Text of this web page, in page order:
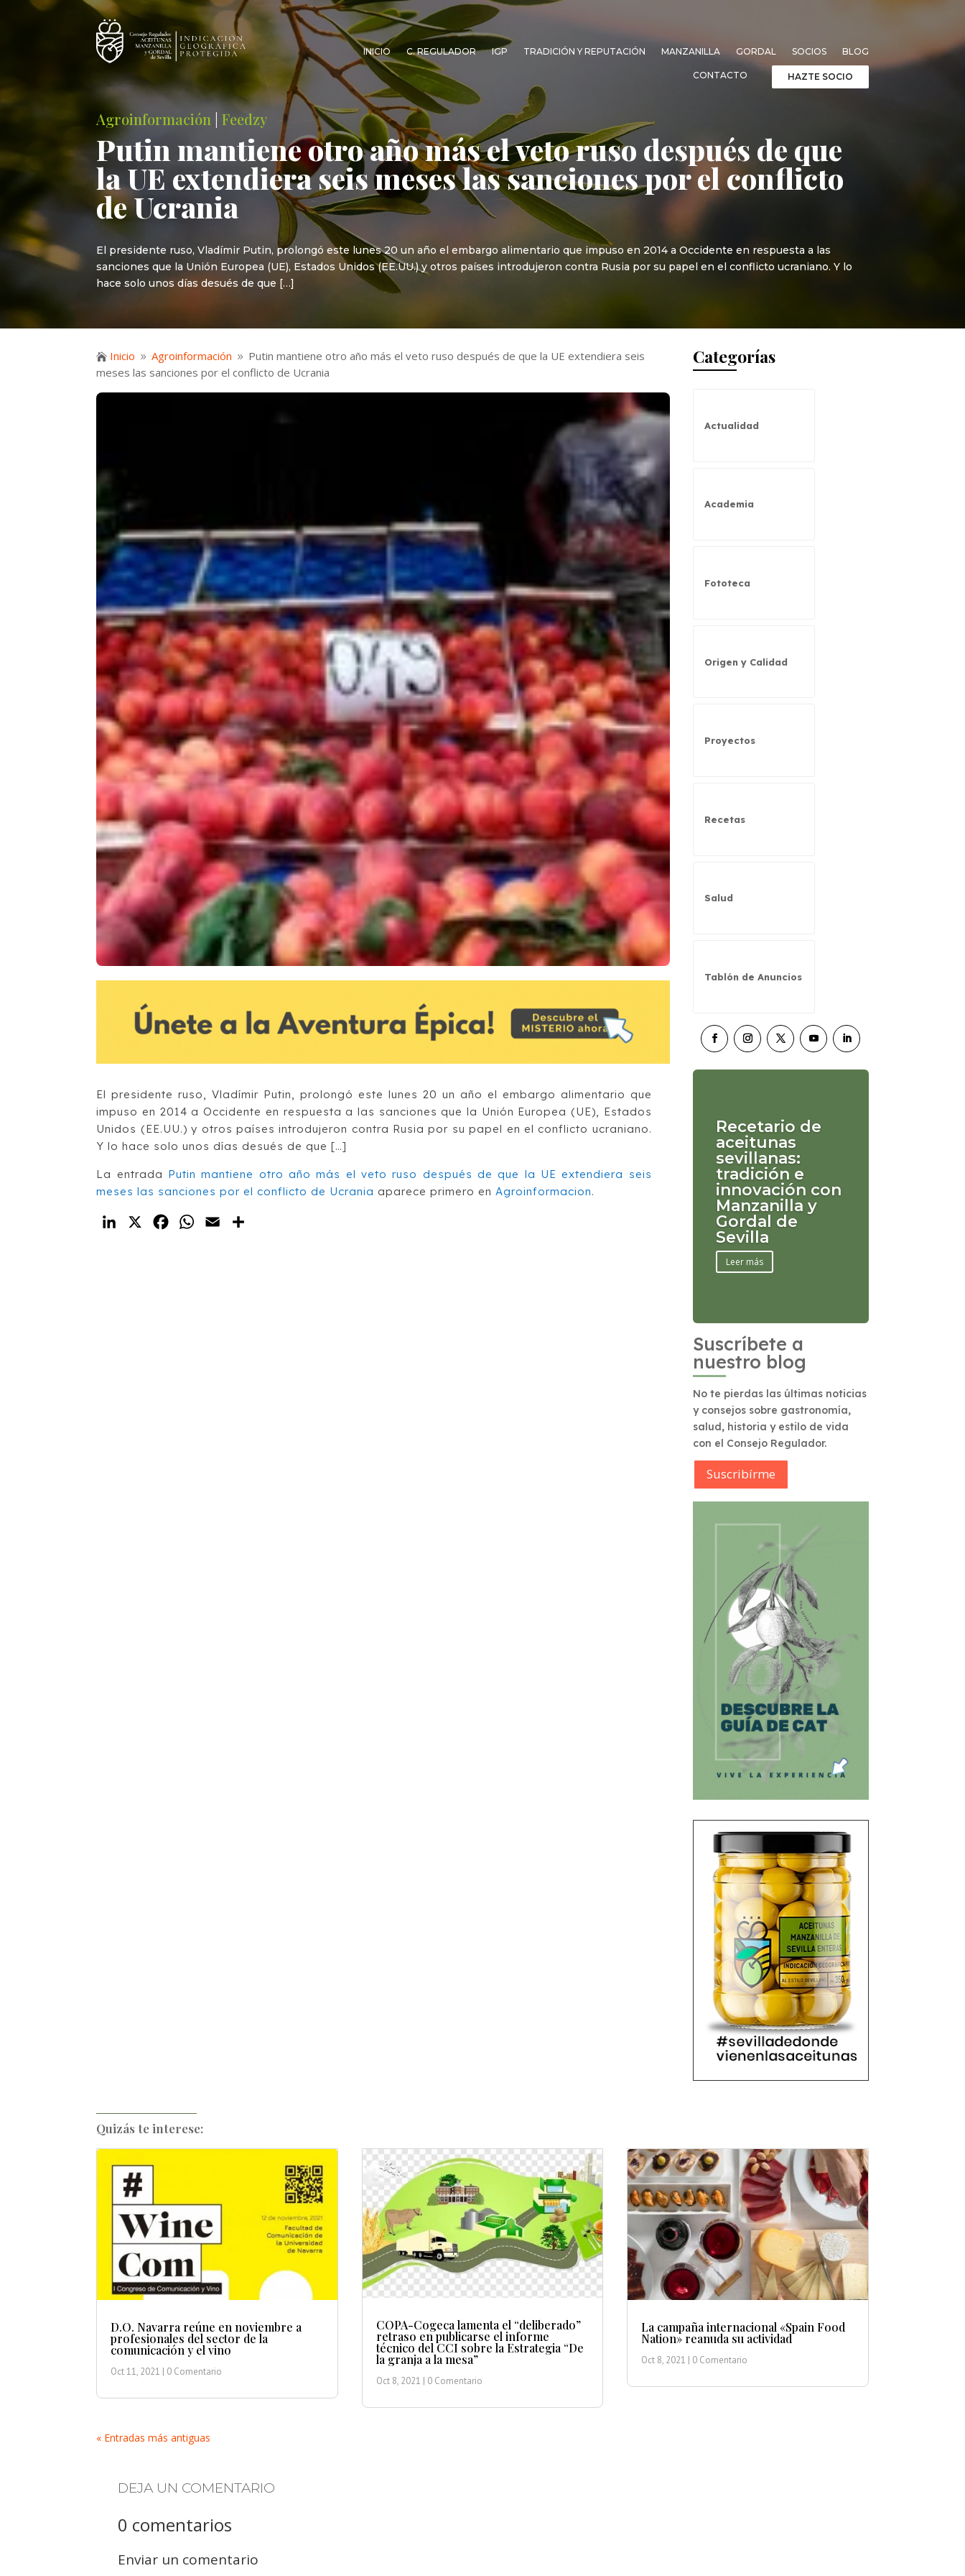
INICIO C. REGULADOR IGP TRADICIÓN Y REPUTACIÓN MANZANILLA GORDAL SOCIOS BLOG
CONTACTO HAZTE SOCIO
Agroinformación |Feedzy
Putin mantiene otro año más el veto ruso después de que
la UE extendiera seis meses las sanciones por el conflicto
de Ucrania
El presidente ruso, Vladímir Putin, prolongó este lunes 20 un año el embargo alimentario que impuso en 2014 a Occidente en respuesta a las
sanciones que la Unión Europea (UE), Estados Unidos (EE.UU.) y otros países introdujeron contra Rusia por su papel en el conflicto ucraniano. Y lo
hace solo unos días desués de que […]
 Inicio 9 Agroinformación 9 Putin mantiene otro año más el veto ruso después de que la UE extendiera seis
meses las sanciones por el conflicto de Ucrania
El presidente ruso, Vladímir Putin, prolongó este lunes 20 un año el embargo alimentario que
impuso en 2014 a Occidente en respuesta a las sanciones que la Unión Europea (UE), Estados
Unidos (EE.UU.) y otros países introdujeron contra Rusia por su papel en el conflicto ucraniano.
Y lo hace solo unos días desués de que […]
La entrada Putin mantiene otro año más el veto ruso después de que la UE extendiera seis
meses las sanciones por el conflicto de Ucrania aparece primero en Agroinformacion.
LinkedIn
X FacebookWhatsApp
Email
Categorías
Actualidad
Academia
Fototeca
Origen y Calidad
Proyectos
Recetas
Salud
Tablón de Anuncios
Recetario de
aceitunas
sevillanas:
tradición e
innovación con
Manzanilla y
Gordal de
Sevilla
Leer más
Suscríbete a
nuestro blog
No te pierdas las últimas noticias
y consejos sobre gastronomía,
salud, historia y estilo de vida
con el Consejo Regulador.
Suscribírme
Quizás te interese:
D.O. Navarra reúne en noviembre a
profesionales del sector de la
comunicación y el vino
Oct 11, 2021 | 0 Comentario
COPA-Cogeca lamenta el “deliberado”
retraso en publicarse el informe
técnico del CCI sobre la Estrategia “De
la granja a la mesa”
Oct 8, 2021 | 0 Comentario
La campaña internacional «Spain Food
Nation» reanuda su actividad
Oct 8, 2021 | 0 Comentario
« Entradas más antiguas
DEJA UN COMENTARIO
0 comentarios
Enviar un comentario